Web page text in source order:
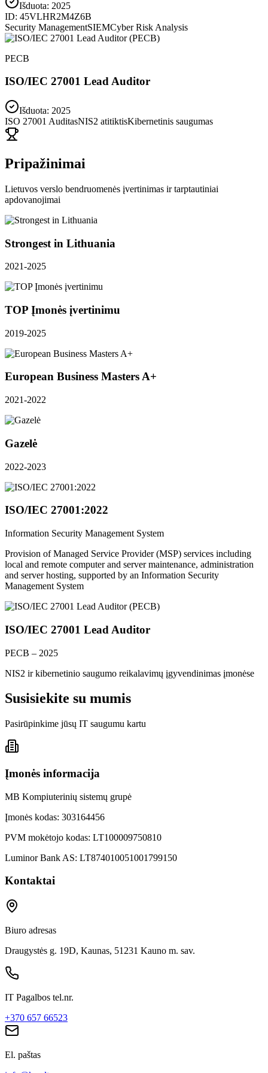
Išduota: 2025
ID: 45VLHR2M4Z6B
Security ManagementSIEMCyber Risk Analysis
PECB
ISO/IEC 27001 Lead Auditor
Išduota: 2025
ISO 27001 AuditasNIS2 atitiktisKibernetinis saugumas
Pripažinimai
Lietuvos verslo bendruomenės įvertinimas ir tarptautiniai
apdovanojimai
Strongest in Lithuania
2021-2025
TOP Įmonės įvertinimu
2019-2025
European Business Masters A+
2021-2022
Gazelė
2022-2023
ISO/IEC 27001:2022
Information Security Management System
Provision of Managed Service Provider (MSP) services including
local and remote computer and server maintenance, administration
and server hosting, supported by an Information Security
Management System
ISO/IEC 27001 Lead Auditor
PECB – 2025
NIS2 ir kibernetinio saugumo reikalavimų įgyvendinimas įmonėse
Susisiekite su mumis
Pasirūpinkime jūsų IT saugumu kartu
Įmonės informacija
MB Kompiuterinių sistemų grupė
Įmonės kodas: 303164456
PVM mokėtojo kodas: LT100009750810
Luminor Bank AS: LT874010051001799150
Kontaktai
Biuro adresas
Draugystės g. 19D, Kaunas, 51231 Kauno m. sav.
IT Pagalbos tel.nr.
+370 657 66523
El. paštas